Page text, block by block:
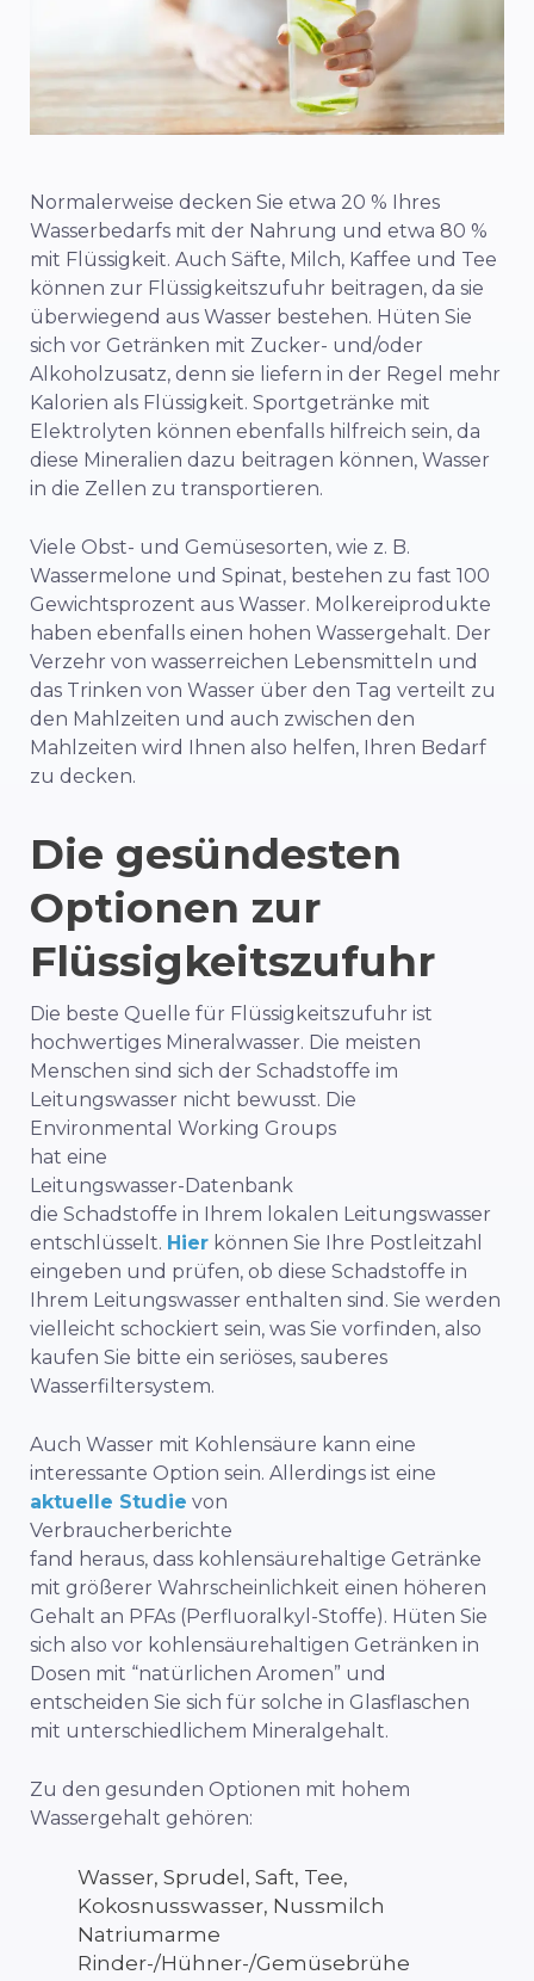
Normalerweise decken Sie etwa 20 % Ihres
Wasserbedarfs mit der Nahrung und etwa 80 %
mit Flüssigkeit. Auch Säfte, Milch, Kaffee und Tee
können zur Flüssigkeitszufuhr beitragen, da sie
überwiegend aus Wasser bestehen. Hüten Sie
sich vor Getränken mit Zucker- und/oder
Alkoholzusatz, denn sie liefern in der Regel mehr
Kalorien als Flüssigkeit. Sportgetränke mit
Elektrolyten können ebenfalls hilfreich sein, da
diese Mineralien dazu beitragen können, Wasser
in die Zellen zu transportieren.
Viele Obst- und Gemüsesorten, wie z. B.
Wassermelone und Spinat, bestehen zu fast 100
Gewichtsprozent aus Wasser. Molkereiprodukte
haben ebenfalls einen hohen Wassergehalt. Der
Verzehr von wasserreichen Lebensmitteln und
das Trinken von Wasser über den Tag verteilt zu
den Mahlzeiten und auch zwischen den
Mahlzeiten wird Ihnen also helfen, Ihren Bedarf
zu decken.
Die gesündesten
Optionen zur
Flüssigkeitszufuhr
Die beste Quelle für Flüssigkeitszufuhr ist
hochwertiges Mineralwasser. Die meisten
Menschen sind sich der Schadstoffe im
Leitungswasser nicht bewusst. Die
Environmental Working Groups
hat eine
Leitungswasser-Datenbank
die Schadstoffe in Ihrem lokalen Leitungswasser
entschlüsselt. Hier können Sie Ihre Postleitzahl
eingeben und prüfen, ob diese Schadstoffe in
Ihrem Leitungswasser enthalten sind. Sie werden
vielleicht schockiert sein, was Sie vorfinden, also
kaufen Sie bitte ein seriöses, sauberes
Wasserfiltersystem.
Auch Wasser mit Kohlensäure kann eine
interessante Option sein. Allerdings ist eine
aktuelle Studie von
Verbraucherberichte
fand heraus, dass kohlensäurehaltige Getränke
mit größerer Wahrscheinlichkeit einen höheren
Gehalt an PFAs (Perfluoralkyl-Stoffe). Hüten Sie
sich also vor kohlensäurehaltigen Getränken in
Dosen mit “natürlichen Aromen” und
entscheiden Sie sich für solche in Glasflaschen
mit unterschiedlichem Mineralgehalt.
Zu den gesunden Optionen mit hohem
Wassergehalt gehören:
Wasser, Sprudel, Saft, Tee,
Kokosnusswasser, Nussmilch
Natriumarme
Rinder-/Hühner-/Gemüsebrühe